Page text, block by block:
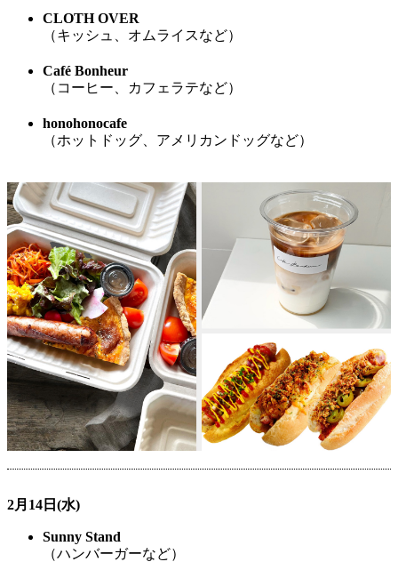
CLOTH OVER
（キッシュ、オムライスなど）
Café Bonheur
（コーヒー、カフェラテなど）
honohonocafe
（ホットドッグ、アメリカンドッグなど）
2月14日(水)
Sunny Stand
（ハンバーガーなど）